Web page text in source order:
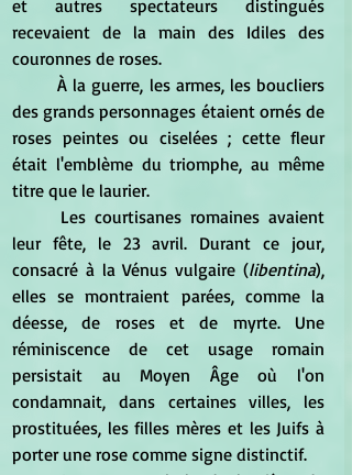
et autres spectateurs distingués
recevaient de la main des Idiles des
couronnes de roses.
	À la guerre, les armes, les boucliers
des grands personnages étaient ornés de
roses peintes ou ciselées ; cette fleur
était l'emblème du triomphe, au même
titre que le laurier.
leur fête, le 23 avril. Durant ce jour,
consacré à la Vénus vulgaire (libentina),
elles se montraient parées, comme la
déesse, de roses et de myrte. Une
réminiscence de cet usage romain
persistait au Moyen Âge où l'on
condamnait, dans certaines villes, les
prostituées, les filles mères et les Juifs à
porter une rose comme signe distinctif.